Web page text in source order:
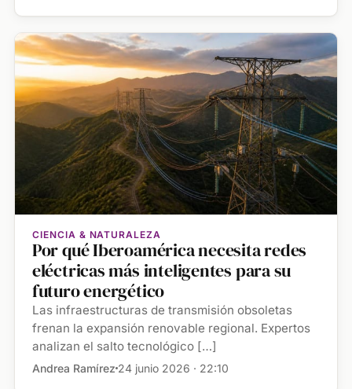
CIENCIA & NATURALEZA
Por qué Iberoamérica necesita redes
eléctricas más inteligentes para su
futuro energético
Las infraestructuras de transmisión obsoletas
frenan la expansión renovable regional. Expertos
analizan el salto tecnológico […]
Andrea Ramírez 24 junio 2026 · 22:10